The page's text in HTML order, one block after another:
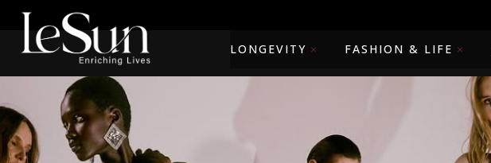
LONGEVITY FASHION & LIFE